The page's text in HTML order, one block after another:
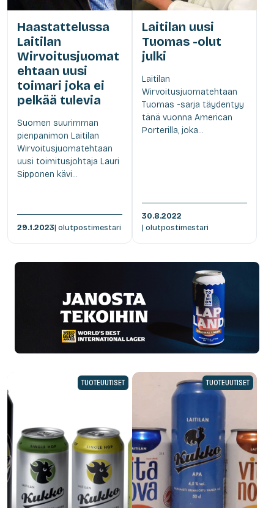
Haastattelussa
Laitilan
Wirvoitusjuomat
ehtaan uusi
toimari joka ei
pelkää tulevia
Suomen suurimman
pienpanimon Laitilan
Wirvoitusjuomatehtaan
uusi toimitusjohtaja Lauri
Sipponen kävi...
29.1.2023| olutpostimestari
Laitilan uusi
Tuomas -olut
julki
Laitilan
Wirvoitusjuomatehtaan
Tuomas -sarja täydentyy
tänä vuonna American
Porterilla, joka...
30.8.2022
| olutpostimestari
TUOTEUUTISET TUOTEUUTISET